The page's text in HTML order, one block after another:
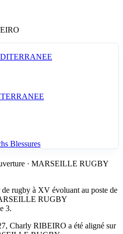
Blessures
· MARSEILLE RUGBY
rugby à XV évoluant au poste de
RUGBY
3.
Charly RIBEIRO a été aligné sur